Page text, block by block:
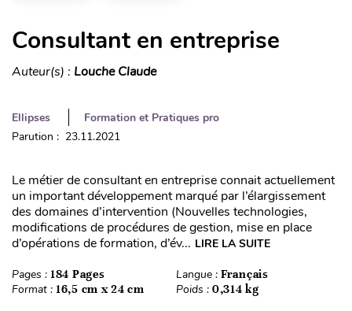
Consultant en entreprise
Auteur(s) : Louche Claude
Ellipses
Formation et Pratiques pro
Parution : 23.11.2021
Le métier de consultant en entreprise connait actuellement
un important développement marqué par l’élargissement
des domaines d’intervention (Nouvelles technologies,
modifications de procédures de gestion, mise en place
d’opérations de formation, d’év... LIRE LA SUITE
Pages : 184 Pages Langue : Français
Format : 16,5 cm x 24 cm Poids : 0,314 kg